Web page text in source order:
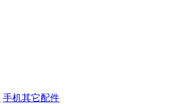
手机其它配件